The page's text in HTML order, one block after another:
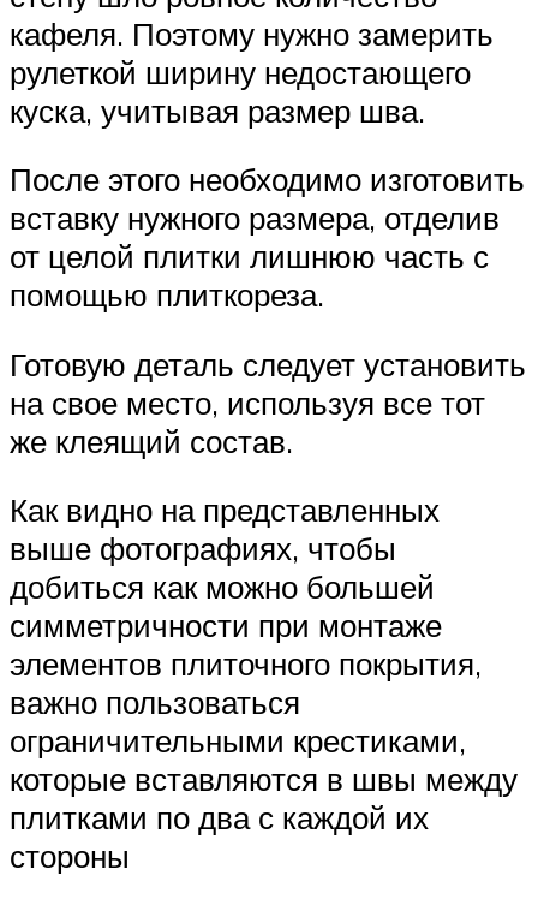
кафеля. Поэтому нужно замерить
рулеткой ширину недостающего
куска, учитывая размер шва.
После этого необходимо изготовить
вставку нужного размера, отделив
от целой плитки лишнюю часть с
помощью плиткореза.
Готовую деталь следует установить
на свое место, используя все тот
же клеящий состав.
Как видно на представленных
выше фотографиях, чтобы
добиться как можно большей
симметричности при монтаже
элементов плиточного покрытия,
важно пользоваться
ограничительными крестиками,
которые вставляются в швы между
плитками по два с каждой их
стороны